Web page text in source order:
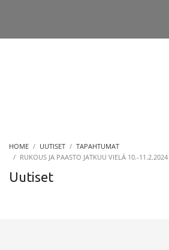
HOME UUTISET
TAPAHTUMAT
RUKOUS JA PAASTO JATKUU VIELÄ 10.-11.2.2024
Uutiset